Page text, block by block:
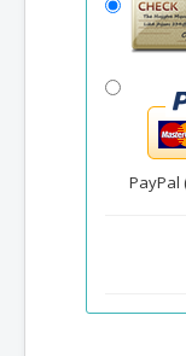
PayPal